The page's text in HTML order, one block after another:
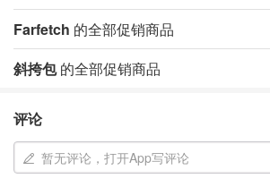
Farfetch 的全部促销商品
斜挎包的全部促销商品
评论
暂无评论，打开App写评论